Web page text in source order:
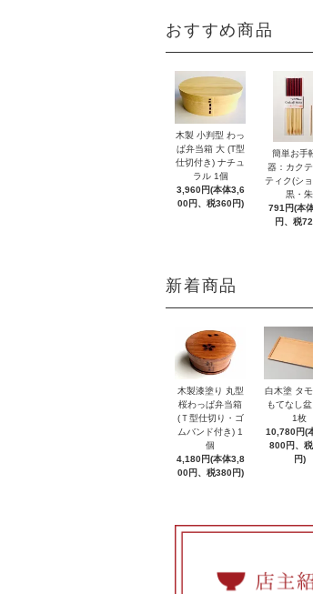
おすすめ商品
木製 小判型 わっ
ぱ弁当箱 大 (T型
仕切付き) ナチュ
ラル 1個
3,960円(本体3,6
00円、税360円)
簡単お手
器：カク
ティク(シ
黒・朱
791円(本
円、税
新着商品
木製漆塗り 丸型
桜わっぱ弁当箱
(Ｔ型仕切り・ゴ
ムバンド付き) 1
個
4,180円(本体3,8
00円、税380円)
白木塗 タ
もてなし
1枚
10,780円(
800円、
円)